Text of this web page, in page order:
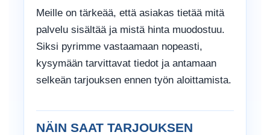
Meille on tärkeää, että asiakas tietää mitä
palvelu sisältää ja mistä hinta muodostuu.
Siksi pyrimme vastaamaan nopeasti,
kysymään tarvittavat tiedot ja antamaan
selkeän tarjouksen ennen työn aloittamista.
NÄIN SAAT TARJOUKSEN